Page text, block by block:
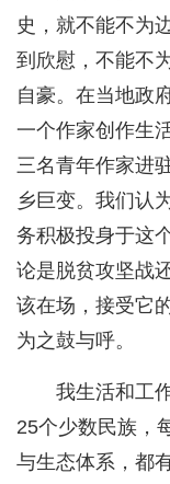
史，就不能不为
到欣慰，不能不
自豪。在当地政
一个作家创作生
三名青年作家进
乡巨变。我们认
务积极投身于这
论是脱贫攻坚战
该在场，接受它
为之鼓与呼。
我生活和工
25个少数民族，
与生态体系，都